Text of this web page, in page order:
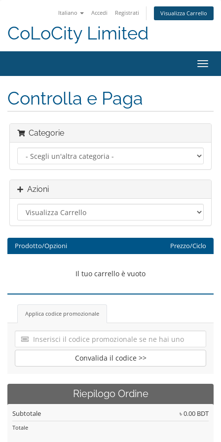
Italiano Accedi Registrati Visualizza Carrello
CoLoCity Limited
Attiva
Controlla e Paga
Categorie
Azioni
Prodotto/Opzioni Prezzo/Ciclo
Il tuo carrello è vuoto
Applica codice promozionale
Convalida il codice >>
Riepilogo Ordine
Subtotale ৳ 0.00 BDT
Totale